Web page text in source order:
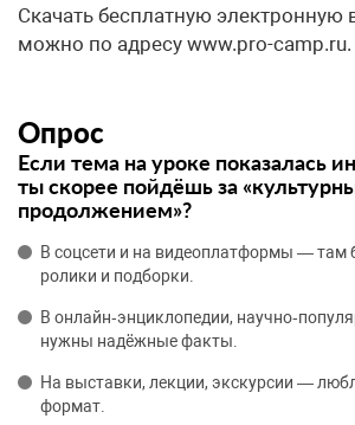
Скачать бесплатную электронную
можно по адресу www.pro-camp.ru.
Опрос
Если тема на уроке показалась
ты скорее пойдёшь за
продолжением»?
В соцсети и на видеоплатформы — там
ролики и подборки.
В онлайн‑энциклопедии,
нужны надёжные факты.
На выставки, лекции, экскурсии —
формат.